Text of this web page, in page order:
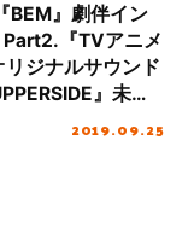
BEM』劇伴イン
『TVアニメ
リジナルサウンド
』未知
ー
2019.09.25